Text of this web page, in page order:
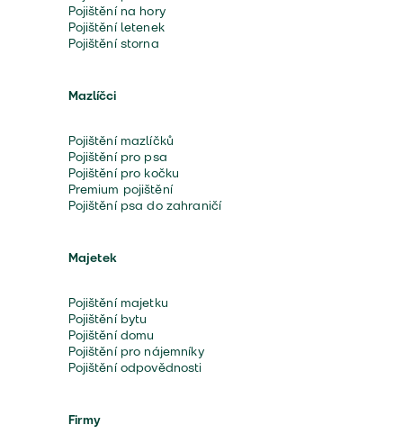
Pojištění na hory
Pojištění letenek
Pojištění storna
Mazlíčci
Pojištění mazlíčků
Pojištění pro psa
Pojištění pro kočku
Premium pojištění
Pojištění psa do zahraničí
Majetek
Pojištění majetku
Pojištění bytu
Pojištění domu
Pojištění pro nájemníky
Pojištění odpovědnosti
Firmy